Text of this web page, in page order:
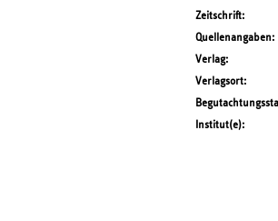
Zeitschrift
Quellenangaben
Verlag
Verlagsort
Institut(e)